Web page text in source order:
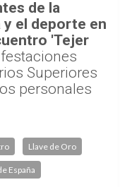
de la
el deporte en
'Tejer
Superiores
personales
Llave de Oro
España